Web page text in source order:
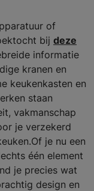
of
bij deze
informatie
kranen en
keukenkasten en
staan
vakmanschap
je verzekerd
je nu een
één element
je precies wat
design en